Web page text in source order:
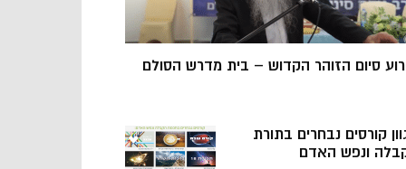
סיום הזוהר הקדוש – בית מדרש הסולם
קורסים נבחרים בתורת
ונפש האדם